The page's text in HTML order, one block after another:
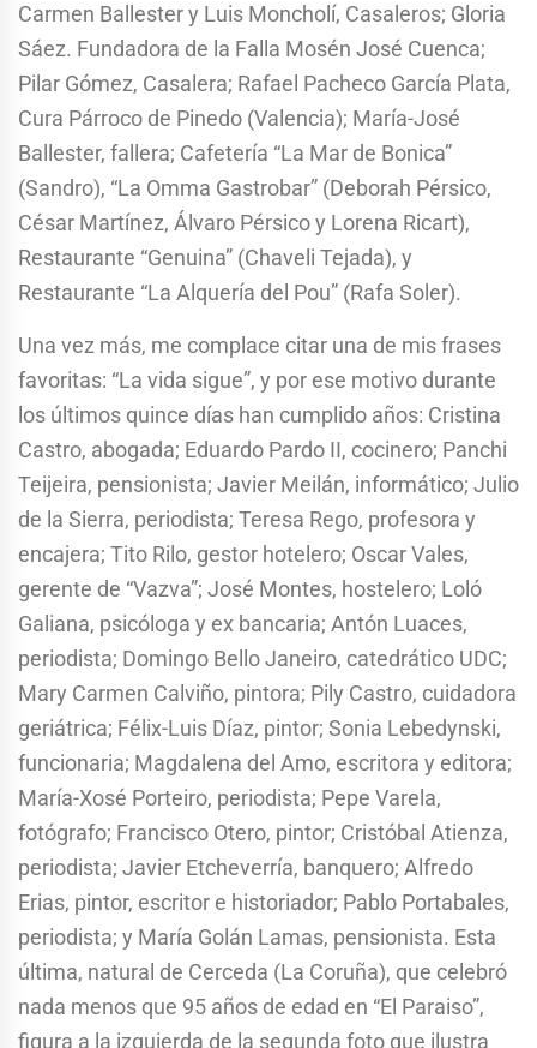
Carmen Ballester y Luis Moncholí, Casaleros; Gloria
Sáez. Fundadora de la Falla Mosén José Cuenca;
Pilar Gómez, Casalera; Rafael Pacheco García Plata,
Cura Párroco de Pinedo (Valencia); María-José
Ballester, fallera; Cafetería “La Mar de Bonica”
(Sandro), “La Omma Gastrobar” (Deborah Pérsico,
César Martínez, Álvaro Pérsico y Lorena Ricart),
Restaurante “Genuina” (Chaveli Tejada), y
Restaurante “La Alquería del Pou” (Rafa Soler).
Una vez más, me complace citar una de mis frases
favoritas: “La vida sigue”, y por ese motivo durante
los últimos quince días han cumplido años: Cristina
Castro, abogada; Eduardo Pardo II, cocinero; Panchi
Teijeira, pensionista; Javier Meilán, informático; Julio
de la Sierra, periodista; Teresa Rego, profesora y
encajera; Tito Rilo, gestor hotelero; Oscar Vales,
gerente de “Vazva”; José Montes, hostelero; Loló
Galiana, psicóloga y ex bancaria; Antón Luaces,
periodista; Domingo Bello Janeiro, catedrático UDC;
Mary Carmen Calviño, pintora; Pily Castro, cuidadora
geriátrica; Félix-Luis Díaz, pintor; Sonia Lebedynski,
funcionaria; Magdalena del Amo, escritora y editora;
María-Xosé Porteiro, periodista; Pepe Varela,
fotógrafo; Francisco Otero, pintor; Cristóbal Atienza,
periodista; Javier Etcheverría, banquero; Alfredo
Erias, pintor, escritor e historiador; Pablo Portabales,
periodista; y María Golán Lamas, pensionista. Esta
última, natural de Cerceda (La Coruña), que celebró
nada menos que 95 años de edad en “El Paraiso”,
figura a la izquierda de la segunda foto que ilustra